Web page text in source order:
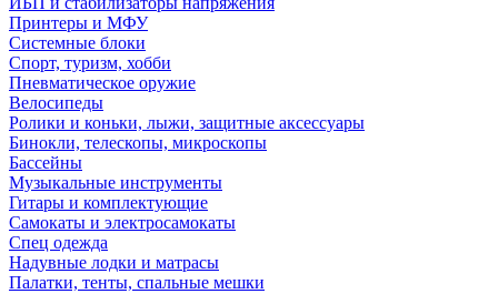
Принтеры и МФУ
Системные блоки
Спорт, туризм, хобби
Пневматическое оружие
Велосипеды
Ролики и коньки, лыжи, защитные аксессуары
Бинокли, телескопы, микроскопы
Бассейны
Музыкальные инструменты
Гитары и комплектующие
Самокаты и электросамокаты
Спец одежда
Надувные лодки и матрасы
Палатки, тенты, спальные мешки